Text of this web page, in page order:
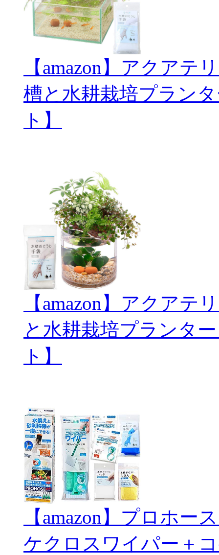
【amazon】アクアテ
槽と水耕栽培プラン
ト】
【amazon】アクアテ
と水耕栽培プランタ
ト】
【amazon】プロホ
ケクロスワイパー＋